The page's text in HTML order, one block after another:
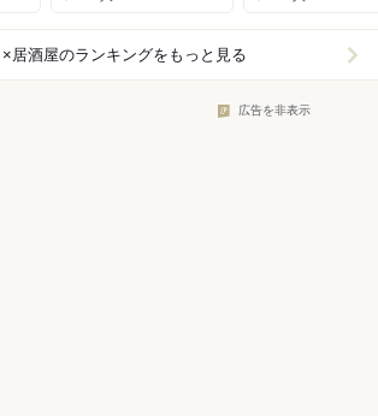
居酒屋のランキングをもっと見る
広告を非表示